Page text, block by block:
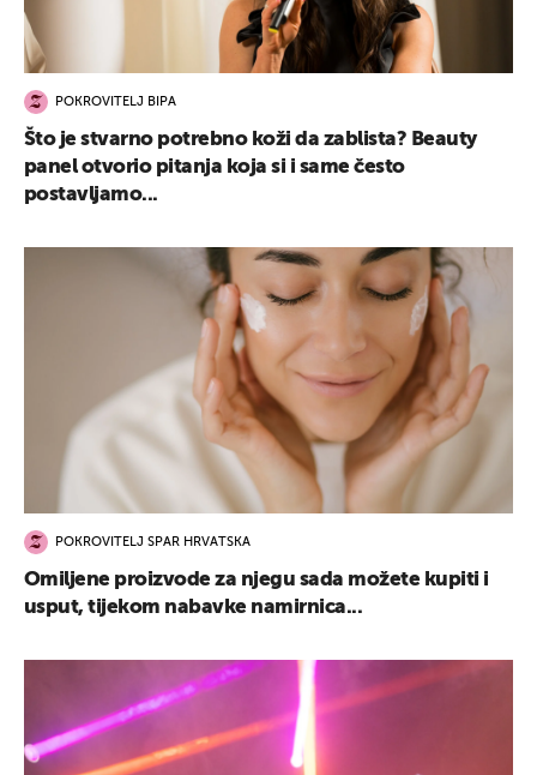
POKROVITELJ BIPA
Što je stvarno potrebno koži da zablista? Beauty
panel otvorio pitanja koja si i same često
postavljamo...
POKROVITELJ SPAR HRVATSKA
Omiljene proizvode za njegu sada možete kupiti i
usput, tijekom nabavke namirnica...